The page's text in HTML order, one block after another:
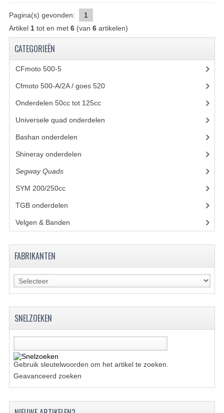
BASHAN 200S-7-200S-A
VERLICHTING
ACCESSOIRES
BRANDSTOF SYSTEEM
Pagina(s) gevonden:
1
Artikel 1tot en met 6(van 6artikelen)
CATEGORIEËN
CFmoto 500-5(5)
Cfmoto 500-A/2A / goes 520(347)
Onderdelen 50cc tot 125cc(49)
Universele quad onderdelen
Bashan onderdelen
Shineray onderdelen
Segway Quads(6)
SYM 200/250cc(15)
TGB onderdelen
Velgen & Banden
FABRIKANTEN
SNELZOEKEN
Gebruik sleutelwoorden om het artikel te zoeken.
Geavanceerd zoeken